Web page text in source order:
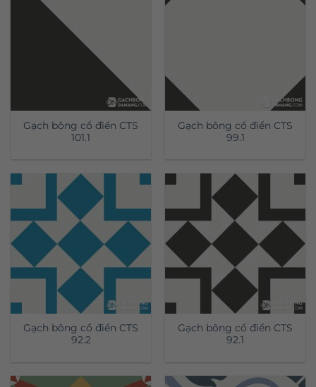
Gạch bông cổ điển CTS
101.1
Gạch bông cổ điển CTS
99.1
Gạch bông cổ điển CTS
92.2
Gạch bông cổ điển CTS
92.1